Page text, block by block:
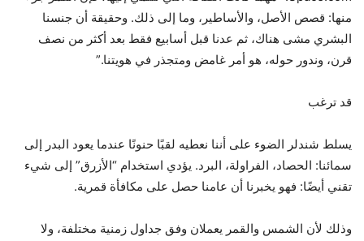
منها: قصص الأصل، والأساطير، وما إلى ذلك. وحقيقة أن جنسنا
البشري مشى هناك، ثم عدنا قبل أسابيع فقط بعد أكثر من نصف
قرن، وندور حوله، هو أمر غامض ومتجذر في هويتنا.”
قد ترغب
يسلط شندلر الضوء على أننا نعطيه لقبًا حنونًا عندما يعود البدر إلى
سمائنا: الحصاد، الفراولة، البرد. يؤدي استخدام “الأزرق” إلى شيء
تقني أيضًا: فهو يخبرنا أن عامنا حصل على مكافأة قمرية.
وذلك لأن الشمس والقمر يعملان وفق جداول زمنية مختلفة، ولا